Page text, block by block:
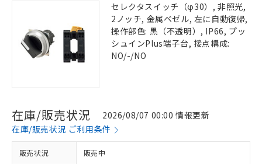
セレクタスイッチ（φ30）, 非照光,
2ノッチ, 金属ベゼル, 左に自動復帰,
操作部色: 黒（不透明）, IP66, プッ
シュインPlus端子台, 接点構成:
NO/-/NO
在庫/販売状況
2026/08/07 00:00 情報更新
在庫/販売状況 ご利用条件
販売状況 販売中